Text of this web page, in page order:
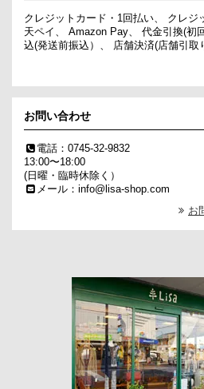
クレジットカード・1回払い、 クレジ
天ペイ、 Amazon Pay、 代金引換(初
込(発送前振込）、 店舗決済(店舗引取
お問い合わせ
電話：0745-32-9832
13:00〜18:00
(日曜・臨時休除く）
メール：info@lisa-shop.com
お